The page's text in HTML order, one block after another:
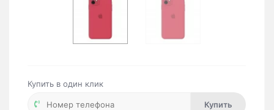
Купить в один клик
Купить